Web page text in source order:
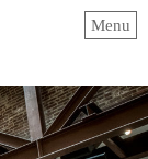
Menu